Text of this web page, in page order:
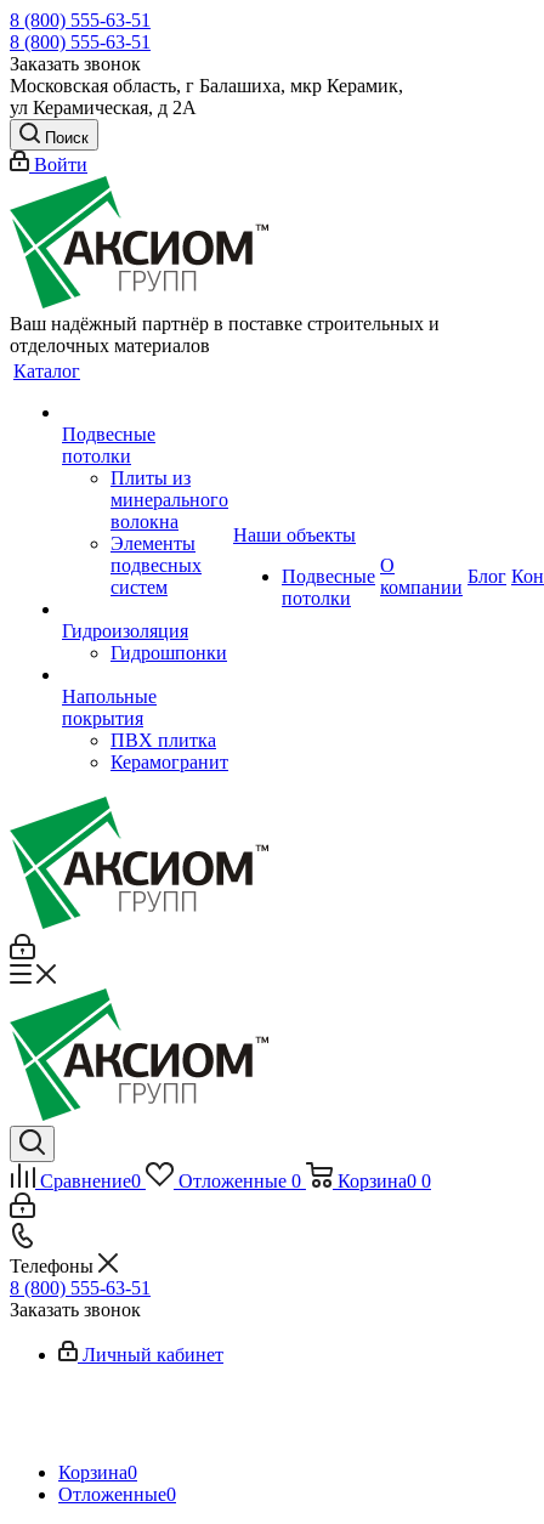
8 (800) 555-63-51
8 (800) 555-63-51
Заказать звонок
Московская область, г Балашиха, мкр Керамик,
ул Керамическая, д 2А
Поиск
Войти
Ваш надёжный партнёр в поставке строительных и
отделочных материалов
Каталог
Подвесные
потолки
Плиты из
минерального
волокна
Элементы
подвесных
систем
Гидроизоляция
Гидрошпонки
Напольные
покрытия
ПВХ плитка
Керамогранит
Наши объекты
Подвесные
потолки
О
компании
Блог
Сравнение0 Отложенные 0 Корзина0 0
Телефоны
8 (800) 555-63-51
Заказать звонок
Личный кабинет
Корзина0
Отложенные0